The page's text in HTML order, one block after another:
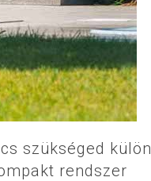
szükséged külön
rendszer